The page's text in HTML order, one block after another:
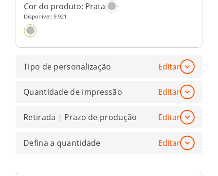
Cor do produto: Prata
Disponível: 9.921
Tipo de personalização Editar
Quantidade de impressão Editar
Retirada | Prazo de produção Editar
Defina a quantidade Editar